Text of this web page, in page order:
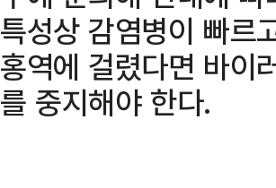
특성상 감염병이 빠르
홍역에 걸렸다면 바이
를 중지해야 한다.